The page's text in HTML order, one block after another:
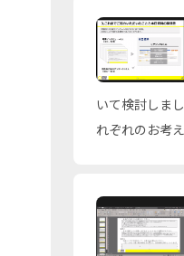
いて検討しま
れぞれのお考